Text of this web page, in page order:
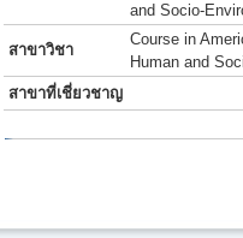
and Socio-
สาขาวิชา
Course in
Human and
สาขาที่เชี่ยวชาญ